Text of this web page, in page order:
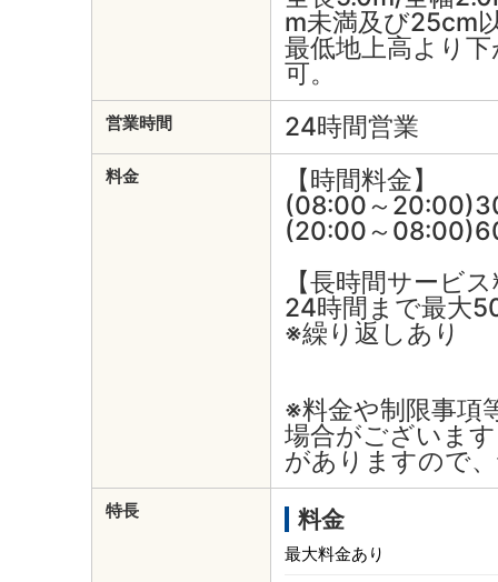
m未満及び25cm
最低地上高より
可。
営業時間 24時間営業
料金
【時間料金】
(08:00～
(20:00～
【長時間サービ
24時間まで最大
※繰り返しあり
※料金や制限事項
場合がございま
がありますので
特長 料金
最大料金あり